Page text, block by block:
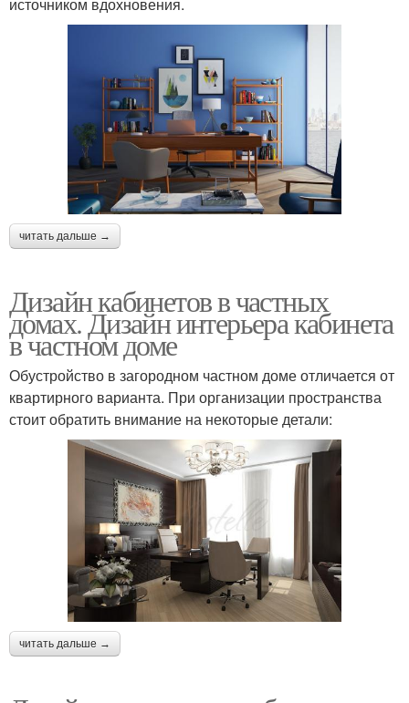
источником вдохновения.
читать дальше →
Дизайн кабинетов в частных
домах. Дизайн интерьера кабинета
в частном доме
Обустройство в загородном частном доме отличается от
квартирного варианта. При организации пространства
стоит обратить внимание на некоторые детали:
читать дальше →